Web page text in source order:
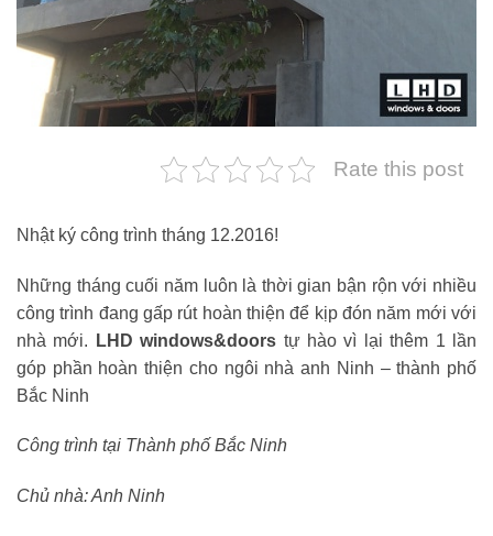
Rate this post
Nhật ký công trình tháng 12.2016!
Những tháng cuối năm luôn là thời gian bận rộn với nhiều
công trình đang gấp rút hoàn thiện để kịp đón năm mới với
nhà mới.
LHD windows&doors tự hào vì lại thêm 1 lần
góp phần hoàn thiện cho ngôi nhà anh Ninh – thành phố
Bắc Ninh
Công trình tại Thành phố Bắc Ninh
Chủ nhà: Anh Ninh